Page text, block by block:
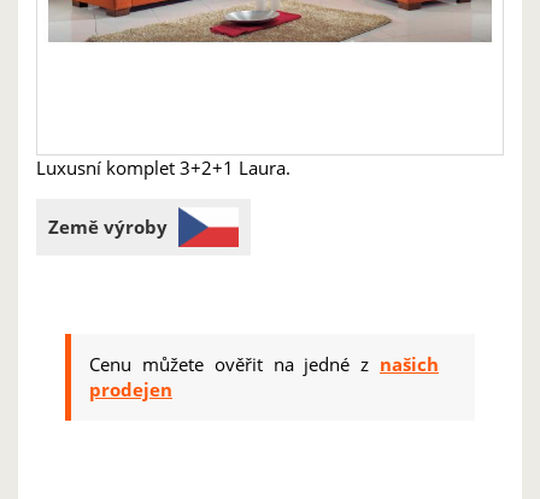
Luxusní komplet 3+2+1 Laura.
Země výroby
Cenu můžete ověřit na jedné z našich
prodejen